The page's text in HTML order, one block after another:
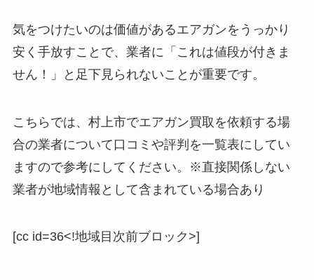
気をつけたいのは価値があるエアガンをうっかり
安く手放すことで、業者に「これは値段が付きま
せん！」と足下見られないことが重要です。
こちらでは、村上市でエアガン買取を依頼する場
合の業者について口コミや評判を一覧表にしてい
ますので参考にしてください。※直接関係しない
業者が地域情報として含まれている場合あり
[cc id=36<!地域目次前ブロック>]